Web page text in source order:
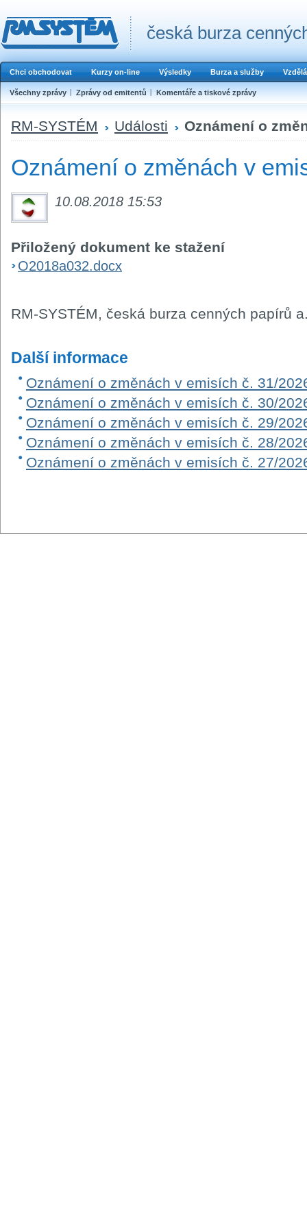
česká burza
Chci obchodovat Kurzy on-line Výsledky Burza a služby
Všechny zprávy Zprávy od emitentů Komentáře a tiskové zprávy
RM-SYSTÉM Události Oznámení o
Oznámení o změnách v
10.08.2018 15:53
Přiložený dokument ke stažení
O2018a032.docx
RM-SYSTÉM, česká burza cenných papírů
Další informace
Oznámení o změnách v emisích č. 31/
Oznámení o změnách v emisích č. 30/
Oznámení o změnách v emisích č. 29/
Oznámení o změnách v emisích č. 28/
Oznámení o změnách v emisích č. 27/